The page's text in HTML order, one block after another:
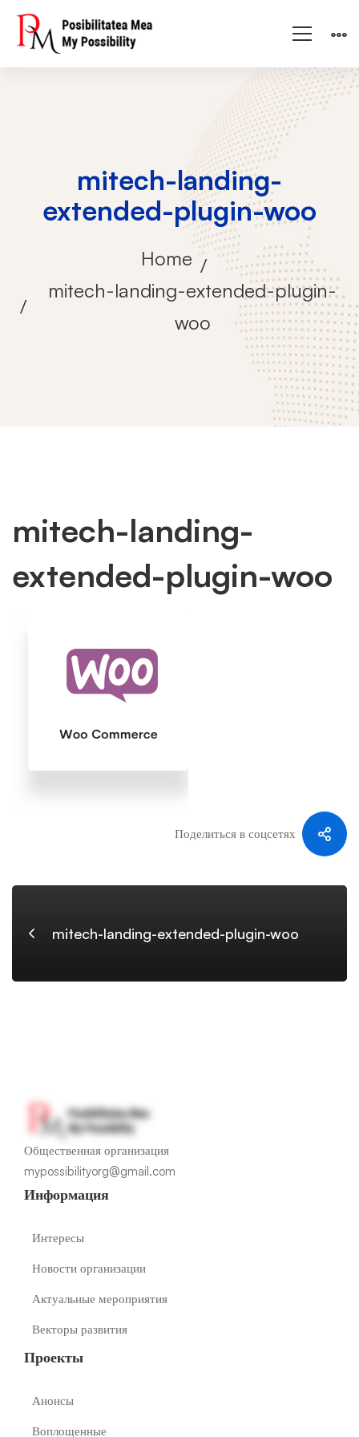
mitech-landing-
extended-plugin-woo
Home
mitech-landing-extended-plugin-
woo
mitech-
landing-
extended-
plugin-
woo
mitech-landing-
extended-plugin-woo
Поделиться в соцсетях
mitech-landing-extended-plugin-woo
Общественная организация
mypossibilityorg@gmail.com
Информация
Интересы
Новости организации
Актуальные мероприятия
Векторы развития
Проекты
Анонсы
Воплощенные